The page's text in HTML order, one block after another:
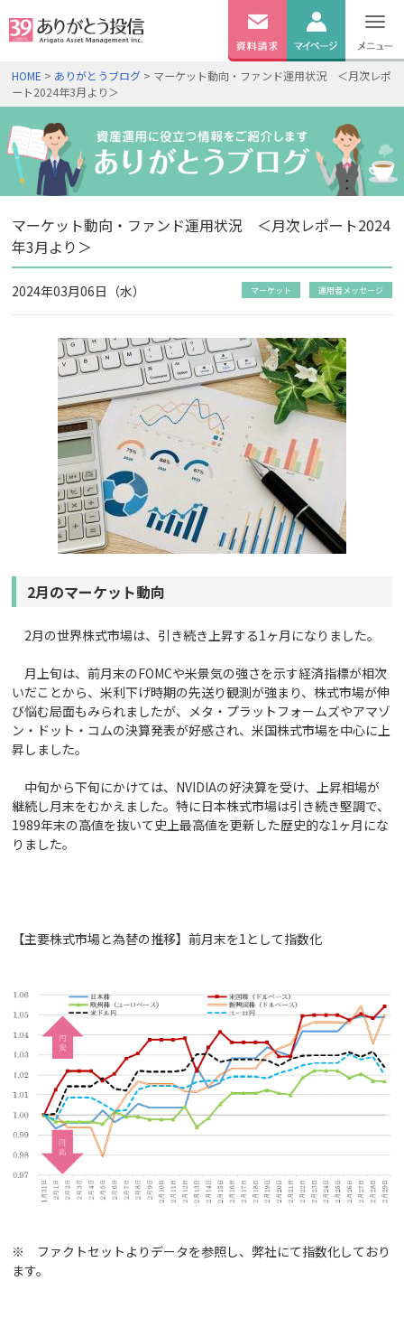
無料資料
口座開設
ログイン
HOME > ありがとうブログ > マーケット動向・ファンド運用状況 ＜月次レポ
ート2024年3月より＞
マーケット動向・ファンド運用状況 ＜月次レポート2024
年3月より＞
2024年03月06日（水） マーケット 運用者メッセージ
2月のマーケット動向
2月の世界株式市場は、引き続き上昇する1ヶ月になりました。
月上旬は、前月末のFOMCや米景気の強さを示す経済指標が相次
いだことから、米利下げ時期の先送り観測が強まり、株式市場が伸
び悩む局面もみられましたが、メタ・プラットフォームズやアマゾ
ン・ドット・コムの決算発表が好感され、米国株式市場を中心に上
昇しました。
中旬から下旬にかけては、NVIDIAの好決算を受け、上昇相場が
継続し月末をむかえました。特に日本株式市場は引き続き堅調で、
1989年末の高値を抜いて史上最高値を更新した歴史的な1ヶ月にな
りました。
【主要株式市場と為替の推移】前月末を1として指数化
※ ファクトセットよりデータを参照し、弊社にて指数化しており
ます。